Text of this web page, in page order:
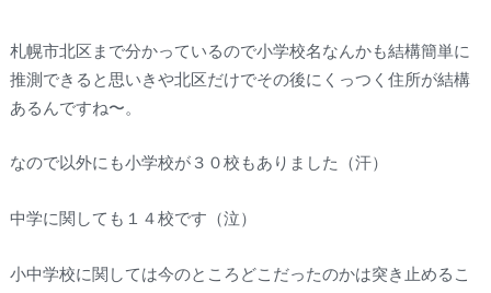
札幌市北区まで分かっているので小学校名なんかも結構簡単に
推測できると思いきや北区だけでその後にくっつく住所が結構
あるんですね〜。
なので以外にも小学校が３０校もありました（汗）
中学に関しても１４校です（泣）
小中学校に関しては今のところどこだったのかは突き止めるこ